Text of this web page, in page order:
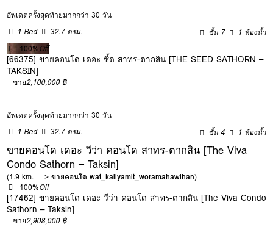
อัพเดตครั้งสุดท้ายมากกว่า 30 วัน
1 Bed
32.7 ตรม. ชั้น 7
1 ห้องน้ำ
100%Off
[66375] ขายคอนโด เดอะ ซี้ด สาทร-ตากสิน [THE SEED SATHORN –
TAKSIN]
ขาย2,100,000 ฿
อัพเดตครั้งสุดท้ายมากกว่า 30 วัน
1 Bed
32.7 ตรม. ชั้น 4 1 ห้องน้ำ
ขายคอนโด เดอะ วีว่า คอนโด สาทร-ตากสิน [The Viva
Condo Sathorn – Taksin]
(1.9 km. ==>ขายคอนโด wat_kaliyamit_woramahawihan)
100%Off
[17462] ขายคอนโด เดอะ วีว่า คอนโด สาทร-ตากสิน [The Viva Condo
Sathorn – Taksin]
ขาย2,908,000 ฿